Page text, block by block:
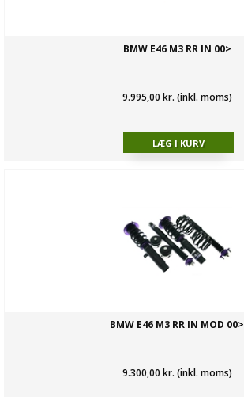
BMW E46 M3 RR IN 00>
9.995,00 kr. (inkl. moms)
BMW E46 M3 RR IN MOD 00>
9.300,00 kr. (inkl. moms)